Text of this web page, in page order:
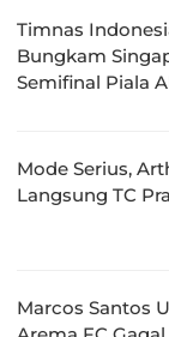
Timnas
Bungkam
Semifinal Piala
Mode Serius,
Langsung TC
Marcos Santos